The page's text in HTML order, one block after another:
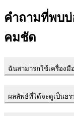
คำถามที่พบบ่
คมชัด
ฉันสามารถใช้เครื่อง
ผลลัพธ์ที่ได้จะดูเป็นธ